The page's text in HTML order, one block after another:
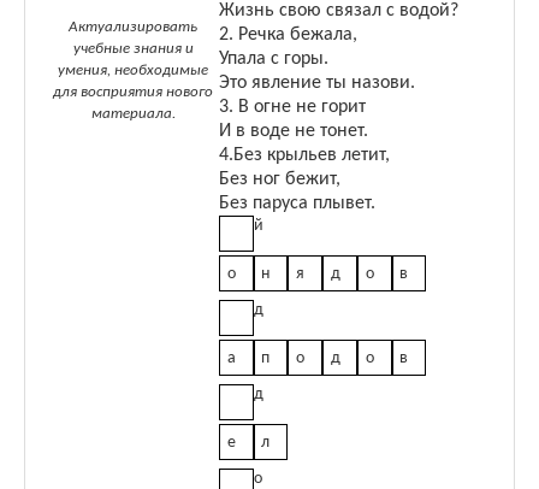
Актуализировать
учебные знания и
умения, необходимые
для восприятия нового
материала.
Жизнь свою связал с водой?
2. Речка бежала,
Упала с горы.
Это явление ты назови.
3. В огне не горит
И в воде не тонет.
4.Без крыльев летит,
Без ног бежит,
Без паруса плывет.
й
о н я д о в
д
а п о д о в
д
е л
о